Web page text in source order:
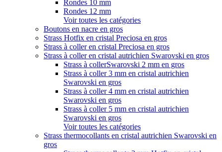
Rondes 10 mm
Rondes 12 mm
Voir toutes les catégories
Boutons en nacre en gros
Strass Hotfix en cristal Preciosa en gros
Strass à coller en cristal Preciosa en gros
Strass à coller en cristal autrichien Swarovski en gros
Strass à collerSwarovski 2 mm en gros
Strass à coller 3 mm en cristal autrichien
Swarovski en gros
Strass à coller 4 mm en cristal autrichien
Swarovski en gros
Strass à coller 5 mm en cristal autrichien
Swarovski en gros
Voir toutes les catégories
Strass thermocollants en cristal autrichien Swarovski en
gros